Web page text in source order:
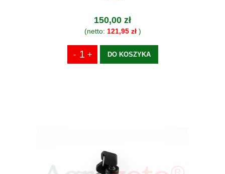
150,00 zł
(netto: 121,95 zł)
DO KOSZYKA